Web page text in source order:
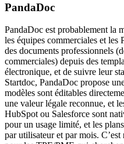
PandaDoc
PandaDoc est probablement la
les équipes commerciales et
des documents professionnels
commerciales) depuis des
électronique, et de suivre leur
Startdoc, PandaDoc propose
modèles sont éditables
une valeur légale reconnue, et
HubSpot ou Salesforce sont
pour un usage limité, et les
par utilisateur et par mois.